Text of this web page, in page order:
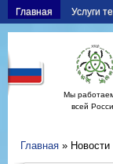
Главная Услуги
Мы
всей
Главная » Новости